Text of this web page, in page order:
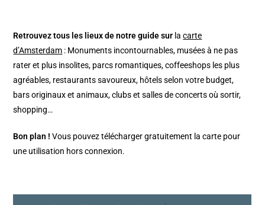
Retrouvez tous les lieux de notre guide sur lacarte
d’Amsterdam : Monuments incontournables, musées à ne pas
rater et plus insolites, parcs romantiques, coffeeshops les plus
agréables, restaurants savoureux, hôtels selon votre budget,
bars originaux et animaux, clubs et salles de concerts où sortir,
shopping…
Bon plan ! Vous pouvez télécharger gratuitement la carte pour
une utilisation hors connexion.